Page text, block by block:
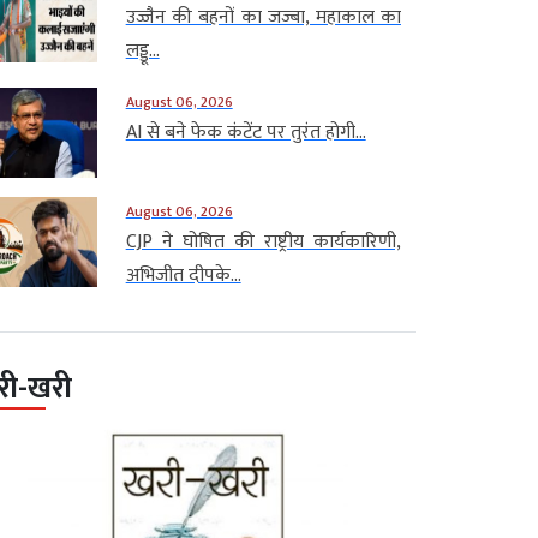
उज्जैन की बहनों का जज्बा, महाकाल का
लड्डू...
August 06, 2026
AI से बने फेक कंटेंट पर तुरंत होगी...
August 06, 2026
CJP ने घोषित की राष्ट्रीय कार्यकारिणी,
अभिजीत दीपके...
खरी